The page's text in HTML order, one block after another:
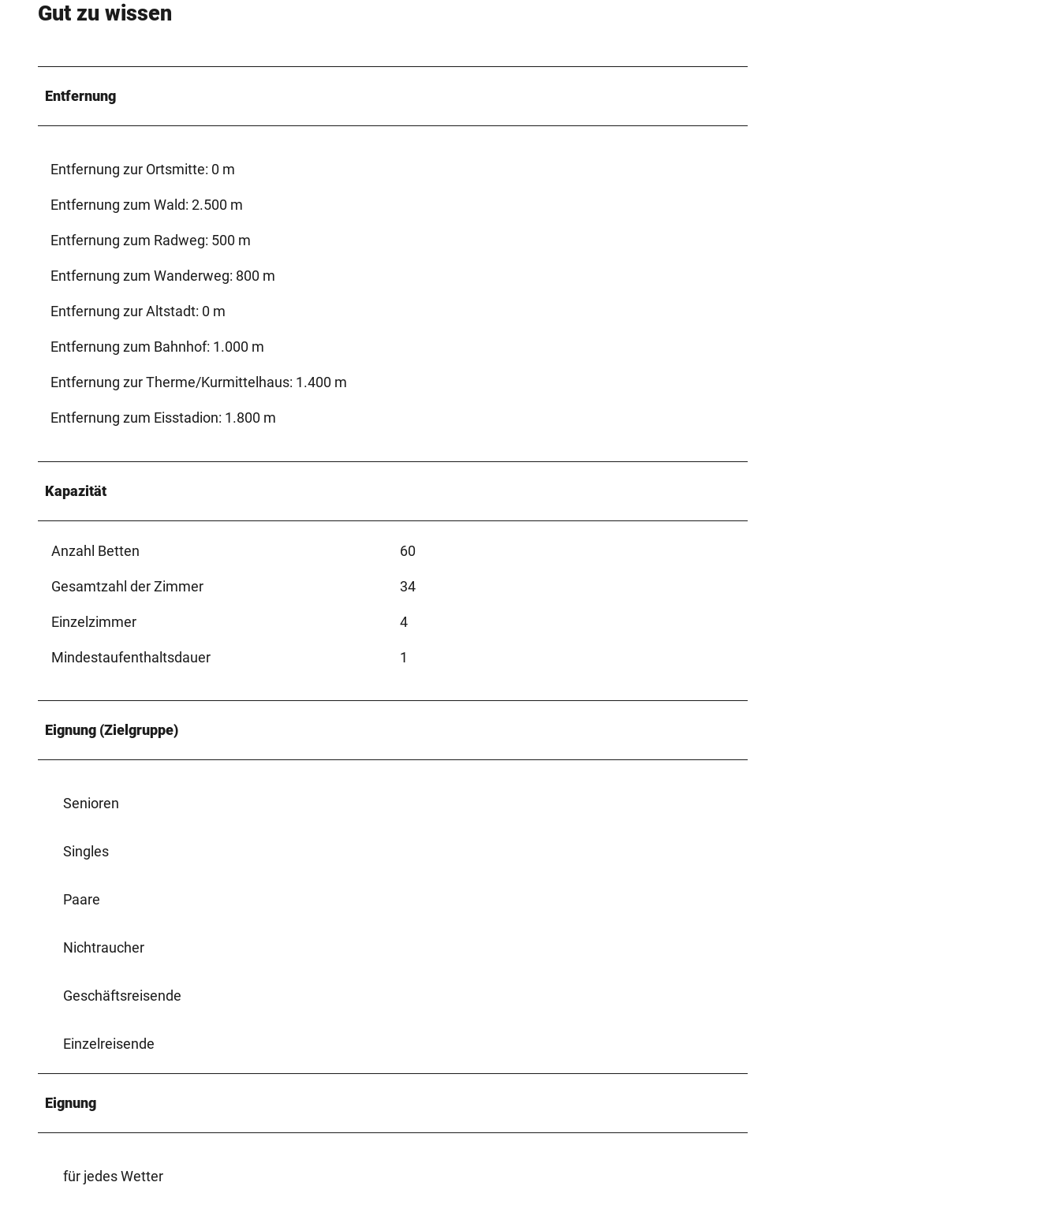
Gut zu wissen
Entfernung
Entfernung zur Ortsmitte: 0 m
Entfernung zum Wald: 2.500 m
Entfernung zum Radweg: 500 m
Entfernung zum Wanderweg: 800 m
Entfernung zur Altstadt: 0 m
Entfernung zum Bahnhof: 1.000 m
Entfernung zur Therme/Kurmittelhaus: 1.400 m
Entfernung zum Eisstadion: 1.800 m
Kapazität
Anzahl Betten 60
Gesamtzahl der Zimmer 34
Einzelzimmer 4
Mindestaufenthaltsdauer 1
Eignung (Zielgruppe)
Senioren
Singles
Paare
Nichtraucher
Geschäftsreisende
Einzelreisende
Eignung
für jedes Wetter